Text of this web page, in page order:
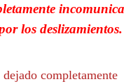
los deslizamientos.
completamente